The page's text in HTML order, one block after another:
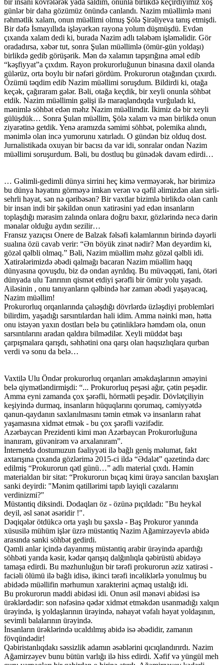
günlər bir daha gözümüz önündə canlandı. Nazim müəllimlə məni
rəhmətlik xalam, onun müəllimi olmuş Şölə Şirəliyeva tanış etmişdi.
Bir dəfə İsmayıllıda işləyərkən rayona yolum düşmüşdü. Evdən
çıxanda xalam dedi ki, burada Nazim adlı tələbəm işləməlidir. Gör
oradadırsa, xəbər tut, sonra Şulan müəllimlə (ömür-gün yoldaşı)
birlikdə gedib görüşərik. Mən də xalamın tapşırığına əməl edib
“kəşfiyyat”a çıxdım. Rayon prokurorluğunun binasına daxil olanda
gülərüz, orta boylu bir nəfəri gördüm. Prokurorun otağından çıxırdı.
Özümü təqdim edib Nazim müəllimi soruşdum. Bildirdi ki, otağa
keçək, çağıraram gələr. Bəli, otağa keçdik, bir xeyli onunla söhbət
etdik. Nazim müəllimin gəlişi ilə maraqlandıqda vurğuladı ki,
mənimlə söhbət edən məhz Nazim müəllimdir. İkimiz də bir xeyli
gülüşdük… Sonra Şulan müəllim, Şölə xalam və mən birlikdə onun
ziyarətinə getdik. Yenə aramızda səmimi söhbət, polemika alındı,
mənimlə olan incə yumorunu xatırladı. O gündən biz olduq dost.
Jurnalistikada oxuyan bir bacısı da var idi, sonralar ondan Nazim
müəllimi soruşurdum. Bəli, bu dostluq bu günədək davam edirdi…
… Gəlimli-gedimli dünya sirrini heç kimə verməyərək, hər birimizə
bu dünya həyatını görməyə imkan verən və qəfil əlimizdən alan sirli-
sehrli həyat, sən nə qəribəsən? Bir vaxtlar bizimlə birlikdə olan canlı
bir insan indi bir şəkildən onun xatirəsini yad edən insanların
toplaşdığı mərasim zalında onlara doğru baxır, gözlərində necə dərin
mənalar olduğu aydın sezilir…
Fransız yazıçısı Onere de Balzak fəlsəfi kəlamlarının birində dəyərli
sualına özü cavab verir: “Ən böyük zinət nədir? Mən deyərdim ki,
gözəl qəlbli olmaq.” Bəli, Nazim müəllim məhz gözəl qəlbli idi.
Xatirələrimizdə əbədi qalmağı bacaran Nazim müəllim haqq
dünyasına qovuşdu, biz də ondan ayrıldıq. Bu müvəqqəti, fani, ötəri
dünyada ulu Tanrının qismət etdiyi şərəfli bir ömür yolu yaşadı.
Ailəsinin , onu tanıyanların qəlbində hər zaman əbədi yaşayacaq,
Nazim müəllim!
Prokurorluq orqanlarında çalıəşdığı dövrlərdə üzləşdiyi problemləri
bilirdim, yaşadığı sarsıntılardan hali idim. Amma nəinki mən, hətta
onu istəyən yaxın dostları belə bu çətinliklərə həmdəm ola, onun
sarsıntılarını aradan qaldıra bilmədilər. Xeyli müddət başı
çarpışmalara qarışdı, səhhətini ona qarşı olan haqsızlıqlara qurban
verdi və sonu da belə…
Vaxtilə Ulu Öndər prokurorluq orqanları əməkdaşlarının əməyini
belə qiymətləndirmişdi: “... Prokurorluq peşəsi ağır, çətin peşədir.
Amma eyni zamanda çox şərəfli, hörmətli peşədir. Dövlətçiliyin
keşiyində durmaq, insanların hüquqlarını qorumaq, cəmiyyətdə
qanun-qaydanın saxlanılmasını təmin etmək və insanların rahat
yaşamasına xidmət etmək - bu çox şərəfli vəzifədir.
Azərbaycan Prezidenti kimi mən Azərbaycan Prokurorluğuna
inanıram, güvənirəm və arxalanıram”.
İnternetdə dostumuzun fəaliyyəti ilə bağlı geniş məlumat, fakt
axtarışına çıxanda gözlərimə 2015-ci ildə “Ədalət” qəzetində dərc
edilmiş “Prokurorun qətl günü…” adlı material çıxdı. Həmin
materialdan bir sitat: “Prokurorun bıçaq kimi ürəyə sancılan baxışları
sanki deyirdi: "Mənim qatillərimi tapıb layiqli cəzalarını
verdinizmi?"
Müstəntiq diksindi. Dodaqları öz - özünə pıçıldadı: "Bu heykəl
deyil, əsl sənət əsəridir !".
Dəqiqələr ötdükcə orta yaşlı bu şəxslə - Baş Prokuror yanında
xüsusilə mühüm işlər üzrə müstəntiq Nazim Ağamirzəyevlə abidə
arasında sanki söhbət gedirdi.
Qəmli anlar içində dayanmış müstəntiq arabir ürəyində apardığı
söhbəti yarıda kəsir, kədər qarışıq dalğınlıqla qəbirüstü abidəyə
tamaşa edirdi. Bu məzhunluğun bir tərəfi prokurorun əziz xatirəsi -
faciəli ölümü ilə bağlı idisə, ikinci tərəfi incəliklərlə yonulmuş bu
abidədə müəllifin mərhumun xarakterini açmaq ustalığı idi.
Bu prokurorun maddi abidəsi idi. Onun əsil mənəvi abidəsi isə
ürəklərdədir: son nəfəsinə qədər xidmət etməkdən usanmadığı xalqın
ürəyində, iş yoldaşlarının ürəyində, nəhayət vəfalı həyat yoldaşının,
sevimli balalarının ürəyində.
İnsanların ürəklərində ucaldılmış abidə isə əbədidir, zamanın
fövqündədir!
Qəbiristanlıqdakı səssizlik adamın əsəblərini qıcıqlandırırdı. Nazim
Ağamirzəyev bunu bütün varlığı ilə hiss edirdi. Xəfif və yüngül meh